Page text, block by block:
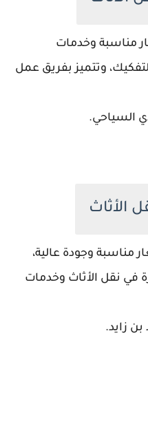
مناسبة وخدمات
وتتميز بفريق عمل
السياحي.
مناسبة وجودة عالية،
في نقل الأثاث وخدمات
زايد.